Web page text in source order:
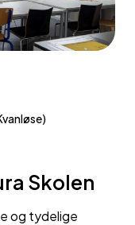
Skolen
og tydelige